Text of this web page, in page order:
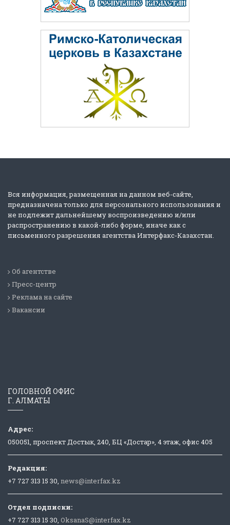
Вся информация, размещенная на данном веб-сайте,
предназначена только для персонального использования и
не подлежит дальнейшему воспроизведению и/или
распространению в какой-либо форме, иначе как с
письменного разрешения агентства Интерфакс-Казахстан.
Об агентстве
Пресс-центр
Реклама на сайте
Вакансии
ГОЛОВНОЙ ОФИС
Г. АЛМАТЫ
Адрес:
050051, проспект Достык, 240, БЦ «Достар», 4 этаж, офис 405
Редакция:
+7 727 313 15 30, news@interfax.kz
Отдел подписки:
+7 727 313 15 30, OksanaS@interfax.kz